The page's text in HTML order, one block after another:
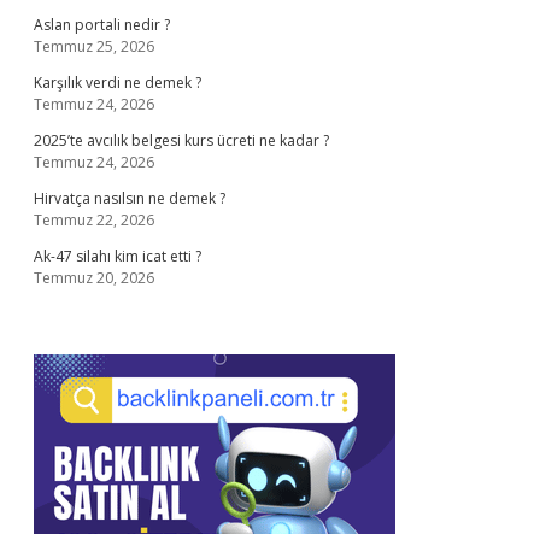
Aslan portali nedir ?
Temmuz 25, 2026
Karşılık verdi ne demek ?
Temmuz 24, 2026
2025’te avcılık belgesi kurs ücreti ne kadar ?
Temmuz 24, 2026
Hirvatça nasılsın ne demek ?
Temmuz 22, 2026
Ak-47 silahı kim icat etti ?
Temmuz 20, 2026